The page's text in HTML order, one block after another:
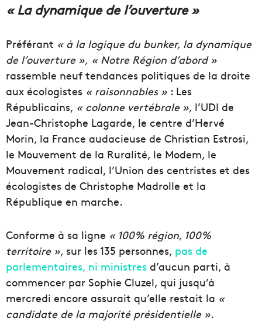
« La dynamique de l’ouverture »
Préférant « à la logique du bunker, la dynamique
de l’ouverture », « Notre Région d’abord »
rassemble neuf tendances politiques de la droite
aux écologistes « raisonnables » : Les
Républicains, « colonne vertébrale », l’UDI de
Jean-Christophe Lagarde, le centre d’Hervé
Morin, la France audacieuse de Christian Estrosi,
le Mouvement de la Ruralité, le Modem, le
Mouvement radical, l’Union des centristes et des
écologistes de Christophe Madrolle et la
République en marche.
Conforme à sa ligne « 100% région, 100%
territoire », sur les 135 personnes, pas de
parlementaires, ni ministres d’aucun parti, à
commencer par Sophie Cluzel, qui jusqu’à
mercredi encore assurait qu’elle restait la «
candidate de la majorité présidentielle ».